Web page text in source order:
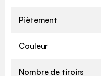
Piètement
Couleur
Nombre de tiroirs